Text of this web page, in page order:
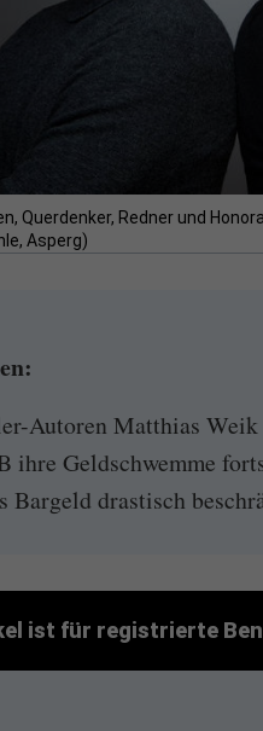
Querdenker, Redner und
Asperg)
Autoren Matthias
ihre Geldschwemme
Bargeld drastisch
ist für registrierte